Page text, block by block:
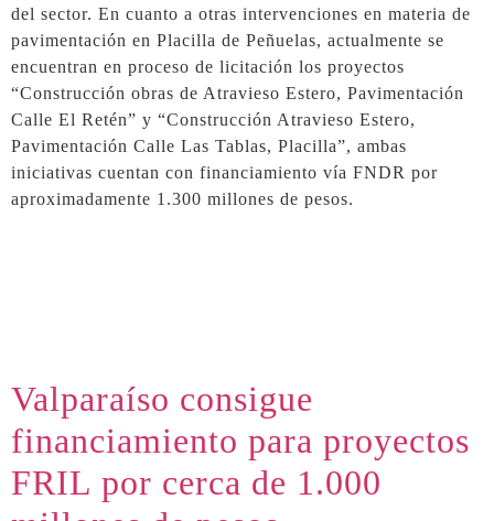
del sector. En cuanto a otras intervenciones en materia de
pavimentación en Placilla de Peñuelas, actualmente se
encuentran en proceso de licitación los proyectos
“Construcción obras de Atravieso Estero, Pavimentación
Calle El Retén” y “Construcción Atravieso Estero,
Pavimentación Calle Las Tablas, Placilla”, ambas
iniciativas cuentan con financiamiento vía FNDR por
aproximadamente 1.300 millones de pesos.
Valparaíso consigue
financiamiento para proyectos
FRIL por cerca de 1.000